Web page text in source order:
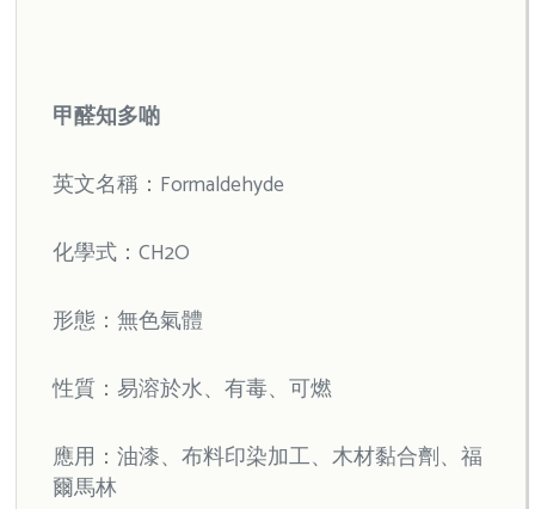
甲醛知多啲
英文名稱：Formaldehyde
化學式：CH2O
形態：無色氣體
性質：易溶於水、有毒、可燃
應用：油漆、布料印染加工、木材黏合劑、福
爾馬林